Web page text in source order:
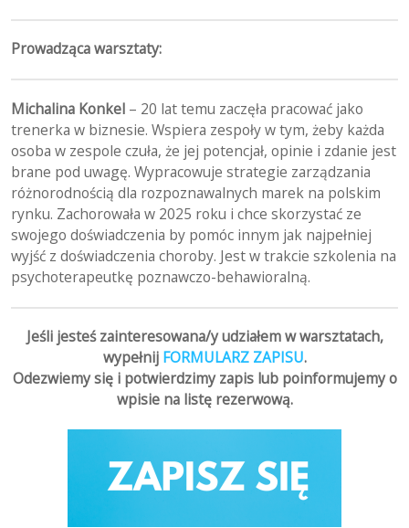
Prowadząca warsztaty:
Michalina Konkel – 20 lat temu zaczęła pracować jako
trenerka w biznesie. Wspiera zespoły w tym, żeby każda
osoba w zespole czuła, że jej potencjał, opinie i zdanie jest
brane pod uwagę. Wypracowuje strategie zarządzania
różnorodnością dla rozpoznawalnych marek na polskim
rynku. Zachorowała w 2025 roku i chce skorzystać ze
swojego doświadczenia by pomóc innym jak najpełniej
wyjść z doświadczenia choroby. Jest w trakcie szkolenia na
psychoterapeutkę poznawczo-behawioralną.
Jeśli jesteś zainteresowana/y udziałem w warsztatach,
wypełnij FORMULARZ ZAPISU.
Odezwiemy się i potwierdzimy zapis lub poinformujemy o
wpisie na listę rezerwową.